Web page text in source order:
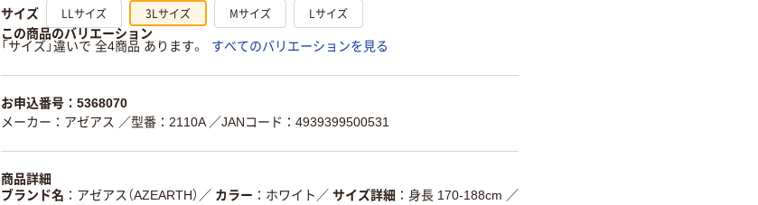
サイズ LLサイズ 3Lサイズ Mサイズ Lサイズ
この商品のバリエーション
「サイズ」違いで 全4商品 あります。
すべてのバリエーションを見る
お申込番号：5368070
メーカー：アゼアス ／型番：2110A ／JANコード：4939399500531
商品詳細
ブランド名
アゼアス（AZEARTH） ／ カラー ホワイト ／ サイズ詳細
身長 170-188cm ／